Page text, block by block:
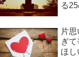
る
片
ぎ
ほし